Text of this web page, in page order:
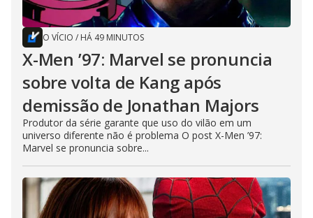
O VÍCIO / HÁ 49 MINUTOS
X-Men ’97: Marvel se pronuncia
sobre volta de Kang após
demissão de Jonathan Majors
Produtor da série garante que uso do vilão em um
universo diferente não é problema O post X-Men ’97:
Marvel se pronuncia sobre...